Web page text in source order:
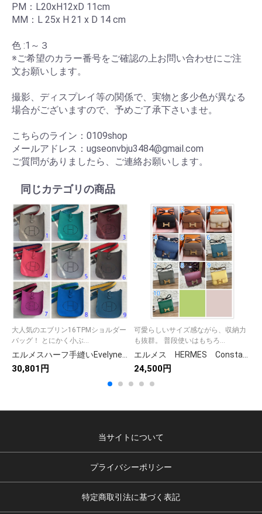
PM：L20xH12xD 11cm
MM：L 25x H 21 x D 14 cm
色 :1～３
※ご希望のカラー番号をご確認の上お問い合わせにご注
文お願いします。
撮影、ディスプレイ等の関係で、実物と多少色が異なる
場合がございますので、予めご了承下さいませ。
こちらのライン：0109shop
メールアドレス：ugseonvbju3484@gmail.com
ご質問がありましたら、ご連絡お願いします。
同じカテゴリの商品
大人気のエブリン16TPMショルダー
バッグ！ とにかく小ぶ...
30,801円
可愛らしいサイズ感ながら、収納力
も抜群。 普段使いはもちろ...
24,500円
当サイトについて
プライバシーポリシー
特定商取引法に基づく表記